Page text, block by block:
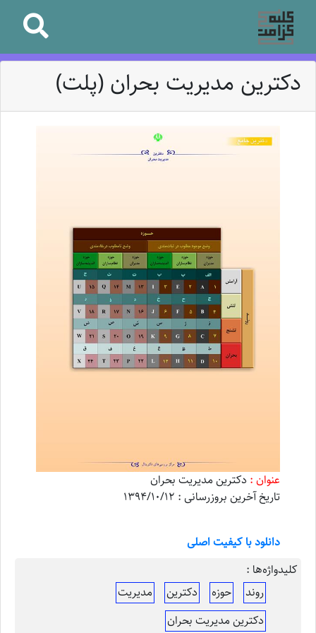
دکترین مدیریت بحران (پلت)
عنوان : دکترین مدیریت بحران
تاریخ آخرین بروزرسانی : 1394/10/12
دانلود با کیفیت اصلی
کلیدواژه‌ها :
روند
حوزه دکترین
مدیریت
دکترین مدیریت بحران